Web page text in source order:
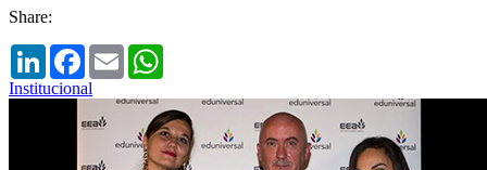
Share:
LinkedInFacebook
Email
Institucional